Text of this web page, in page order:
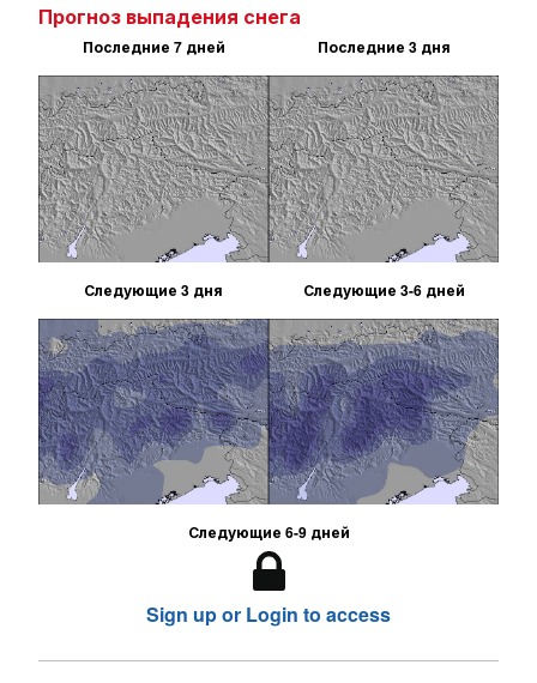
Прогноз выпадения снега
Последние 7 дней Последние 3 дня
Следующие 3 дня Следующие 3-6 дней
Следующие 6-9 дней
Sign up or Login to access